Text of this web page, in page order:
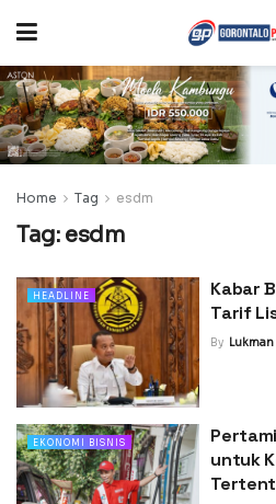
Home Tag esdm
Tag: esdm
HEADLINE
Kabar
Tarif
By
EKONOMI BISNIS
untuk